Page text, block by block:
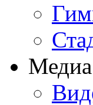
Медиа